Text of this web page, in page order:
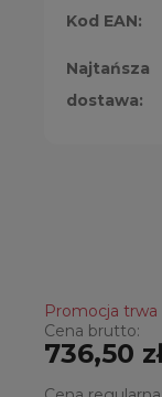
Kod EAN:
Najtańsza
dostawa:
Promocja trwa
Cena brutto:
736,50